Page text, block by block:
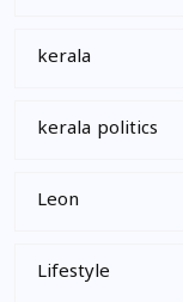
kerala
kerala politics
Leon
Lifestyle